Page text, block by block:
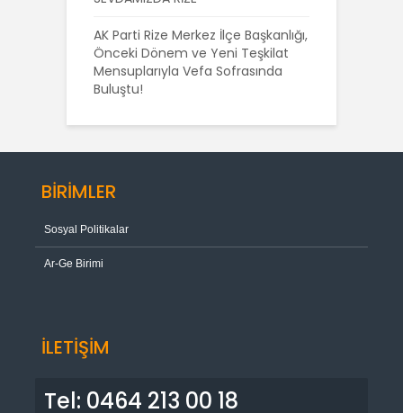
AK Parti Rize Merkez İlçe Başkanlığı,
Önceki Dönem ve Yeni Teşkilat
Mensuplarıyla Vefa Sofrasında
Buluştu!
BİRİMLER
Sosyal Politikalar
Ar-Ge Birimi
İLETİŞİM
Tel: 0464 213 00 18